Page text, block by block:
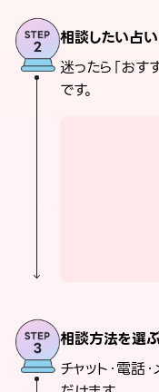
相談したい占
迷ったら「おす
です。
相談方法を選
チャット・電話